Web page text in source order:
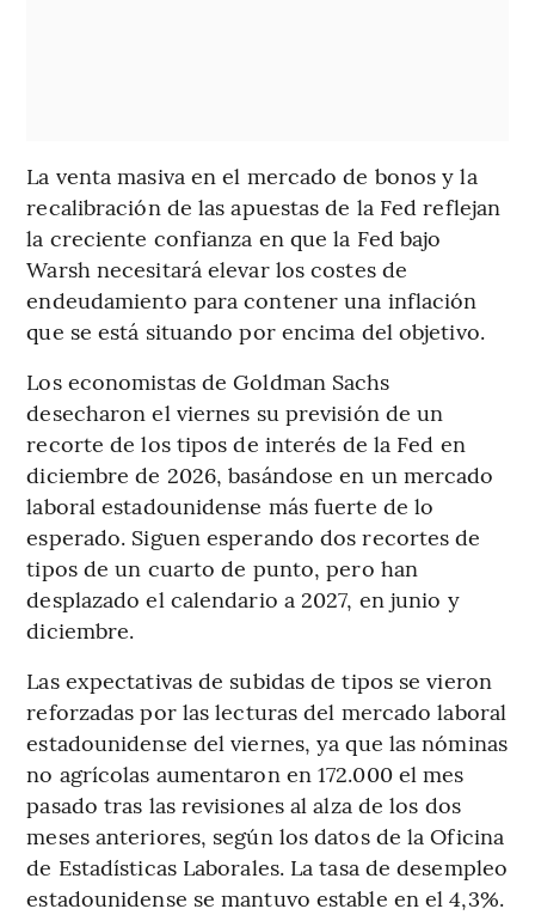
La venta masiva en el mercado de bonos y la
recalibración de las apuestas de la Fed reflejan
la creciente confianza en que la Fed bajo
Warsh necesitará elevar los costes de
endeudamiento para contener una inflación
que se está situando por encima del objetivo.
Los economistas de Goldman Sachs
desecharon el viernes su previsión de un
recorte de los tipos de interés de la Fed en
diciembre de 2026, basándose en un mercado
laboral estadounidense más fuerte de lo
esperado. Siguen esperando dos recortes de
tipos de un cuarto de punto, pero han
desplazado el calendario a 2027, en junio y
diciembre.
Las expectativas de subidas de tipos se vieron
reforzadas por las lecturas del mercado laboral
estadounidense del viernes, ya que las nóminas
no agrícolas aumentaron en 172.000 el mes
pasado tras las revisiones al alza de los dos
meses anteriores, según los datos de la Oficina
de Estadísticas Laborales. La tasa de desempleo
estadounidense se mantuvo estable en el 4,3%.